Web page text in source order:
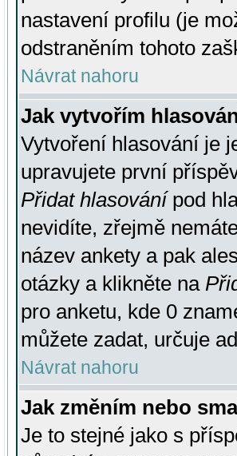
nastavení profilu (je
odstraněním tohoto
Návrat nahoru
Jak vytvořím
Vytvoření hlasování je
upravujete první
Přidat hlasovánípod
nevidíte, zřejmě
název ankety a pak
otázky a klikněte na
pro anketu, kde 0
můžete zadat, určuje
Návrat nahoru
Jak změním nebo
Je to stejné jako s